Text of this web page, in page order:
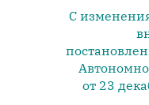
С
от 23